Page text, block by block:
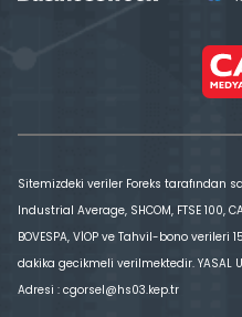
Sitemizdeki veriler Foreks tarafından
Industrial Average, SHCOM, FTSE 100,
BOVESPA, VİOP ve Tahvil-bono verileri
dakika gecikmeli verilmektedir. YASAL
Adresi : cgorsel@hs03.kep.tr